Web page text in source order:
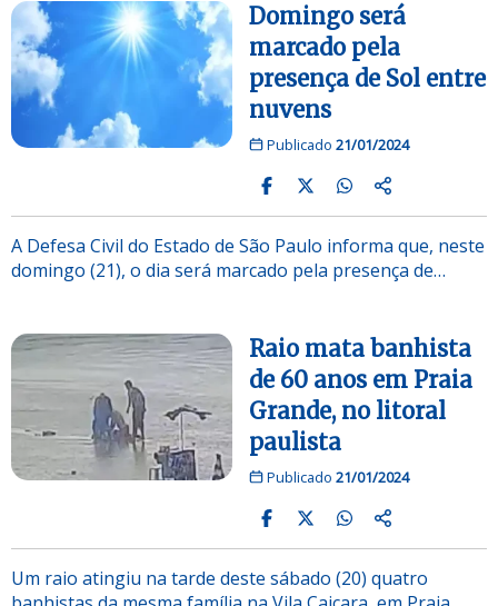
Domingo será
marcado pela
presença de Sol entre
nuvens
Publicado 21/01/2024
A Defesa Civil do Estado de São Paulo informa que, neste
domingo (21), o dia será marcado pela presença de…
Raio mata banhista
de 60 anos em Praia
Grande, no litoral
paulista
Publicado 21/01/2024
Um raio atingiu na tarde deste sábado (20) quatro